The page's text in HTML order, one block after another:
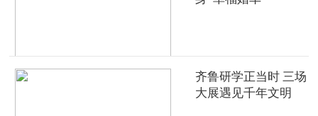
齐鲁研学正当时 三场
大展遇见千年文明